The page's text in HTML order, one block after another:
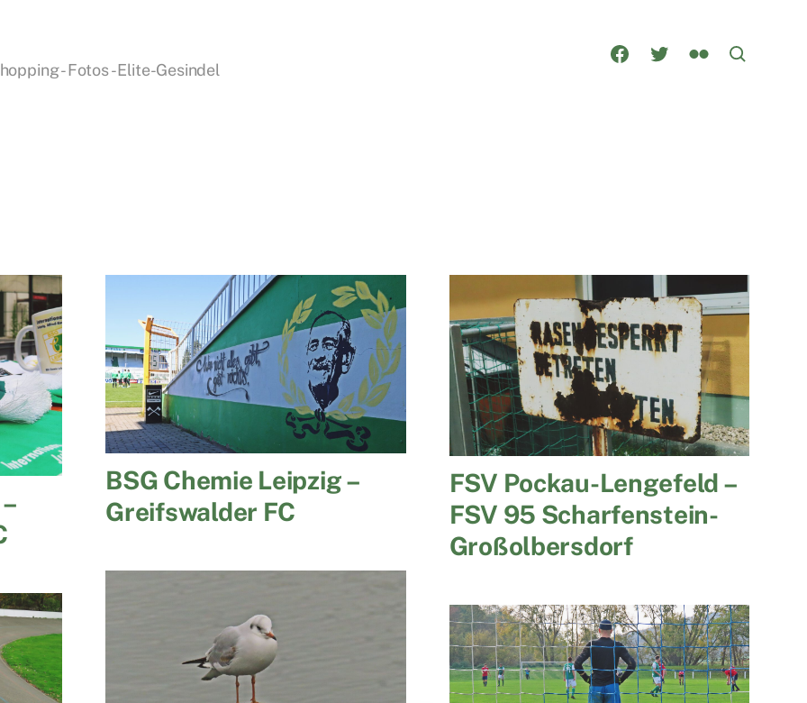
- Fotos - Elite-Gesindel
BSG Chemie Leipzig –
Greifswalder FC
FSV Pockau-Lengefeld –
FSV 95 Scharfenstein-
Großolbersdorf